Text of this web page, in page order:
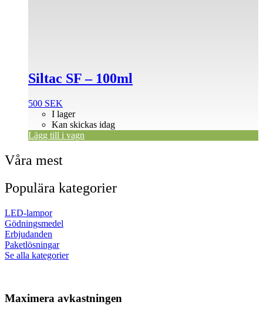
Siltac SF – 100ml
500 SEK
I lager
Kan skickas idag
Lägg till i vagn
Våra mest
Populära kategorier
LED-lampor
Gödningsmedel
Erbjudanden
Paketlösningar
Se alla kategorier
Maximera avkastningen